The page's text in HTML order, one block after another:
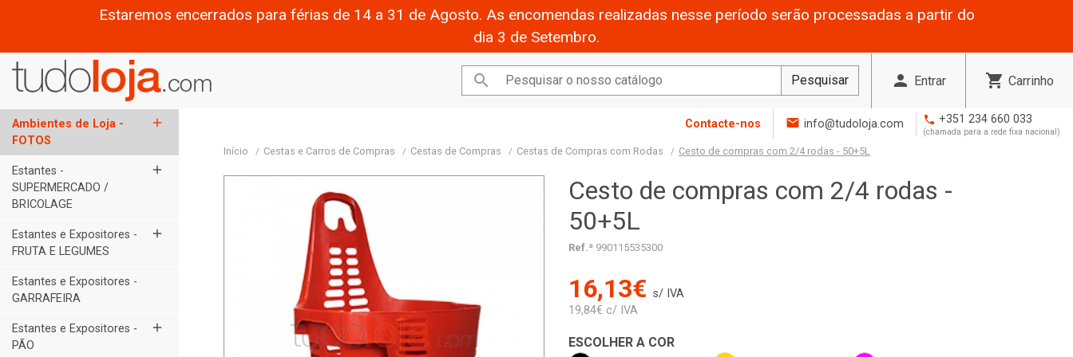
Estaremos encerrados para férias de 14 a 31 de Agosto. As encomendas realizadas nesse período serão processadas a partir do
dia 3 de Setembro.
 Pesquisar person Entrar shopping_cart Carrinho
Ambientes de Loja -
FOTOS
add
Estantes -
SUPERMERCADO /
BRICOLAGE
add
Estantes e Expositores -
FRUTA E LEGUMES
add
Estantes e Expositores -
GARRAFEIRA
Estantes e Expositores -
PÃO
add
Contacte-nos mail info@tudoloja.com phone +351 234 660 033
(chamada para a rede fixa nacional)
Início Cestas e Carros de Compras Cestas de Compras Cestas de Compras com Rodas Cesto de compras com 2/4 rodas - 50+5L
Cesto de compras com 2/4 rodas -
50+5L
Ref.ª 990115535300
16,13€ s/ IVA
19,84€ c/ IVA
ESCOLHER A COR